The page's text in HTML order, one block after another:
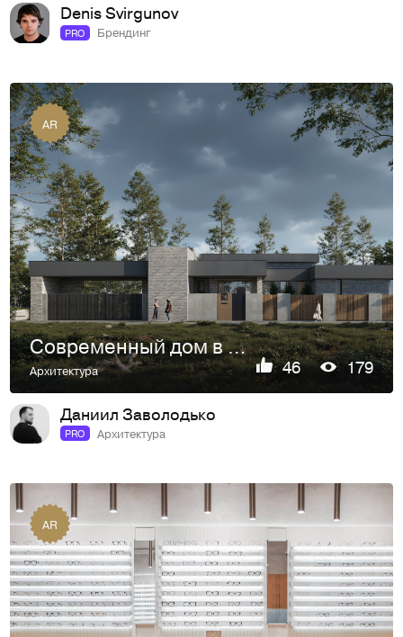
Denis Svirgunov
PRO Брендинг
AR
Современный дом в Ростове-на-Дону.
Архитектура 46 179
Даниил Заволодько
PRO Архитектура
AR